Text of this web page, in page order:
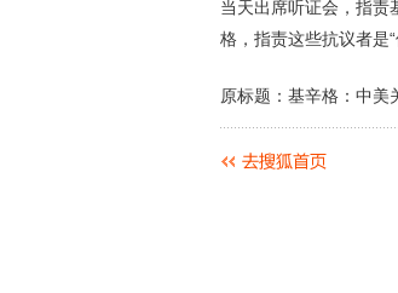
当天出席听证会，指责
格，指责这些抗议者是“
原标题：基辛格：中美